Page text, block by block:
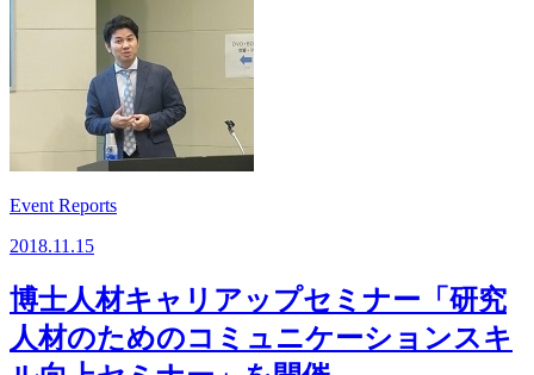
Event Reports
2018.11.15
博士人材キャリアップセミナー「研究
人材のためのコミュニケーションスキ